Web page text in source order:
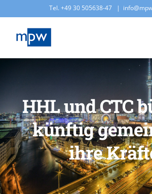
springen
Tel. +49 30 505638-47 |
HHL und CTC
künftig
ihre